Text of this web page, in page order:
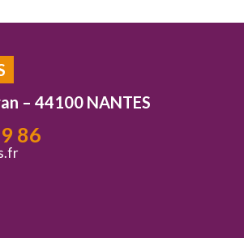
– 44100 NANTES
86